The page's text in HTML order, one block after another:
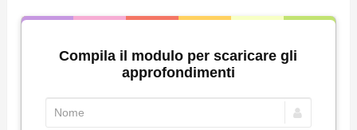
Compila il modulo per scaricare gli
approfondimenti